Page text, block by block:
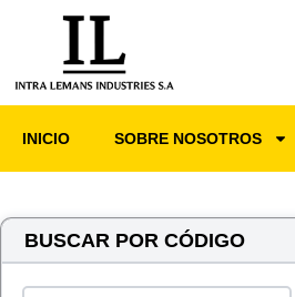
INICIO SOBRE NOSOTROS
BUSCAR POR CÓDIGO